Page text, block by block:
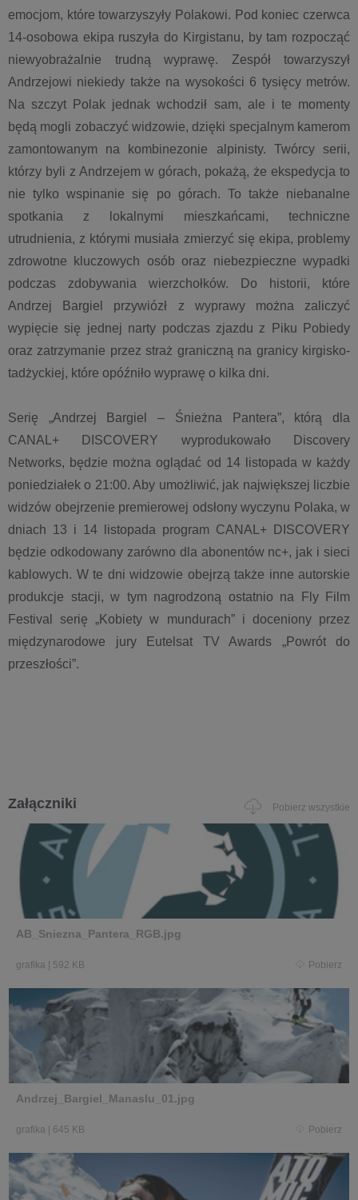
emocjom, które towarzyszyły Polakowi. Pod koniec czerwca
14-osobowa ekipa ruszyła do Kirgistanu, by tam rozpocząć
niewyobrażalnie trudną wyprawę. Zespół towarzyszył
Andrzejowi niekiedy także na wysokości 6 tysięcy metrów.
Na szczyt Polak jednak wchodził sam, ale i te momenty
będą mogli zobaczyć widzowie, dzięki specjalnym kamerom
zamontowanym na kombinezonie alpinisty. Twórcy serii,
którzy byli z Andrzejem w górach, pokażą, że ekspedycja to
nie tylko wspinanie się po górach. To także niebanalne
spotkania z lokalnymi mieszkańcami, techniczne
utrudnienia, z którymi musiała zmierzyć się ekipa, problemy
zdrowotne kluczowych osób oraz niebezpieczne wypadki
podczas zdobywania wierzchołków. Do historii, które
Andrzej Bargiel przywiózł z wyprawy można zaliczyć
wypięcie się jednej narty podczas zjazdu z Piku Pobiedy
oraz zatrzymanie przez straż graniczną na granicy kirgisko-
tadżyckiej, które opóźniło wyprawę o kilka dni.
Serię „Andrzej Bargiel – Śnieżna Pantera”, którą dla
CANAL+ DISCOVERY wyprodukowało Discovery
Networks, będzie można oglądać od 14 listopada w każdy
poniedziałek o 21:00. Aby umożliwić, jak największej liczbie
widzów obejrzenie premierowej odsłony wyczynu Polaka, w
dniach 13 i 14 listopada program CANAL+ DISCOVERY
będzie odkodowany zarówno dla abonentów nc+, jak i sieci
kablowych. W te dni widzowie obejrzą także inne autorskie
produkcje stacji, w tym nagrodzoną ostatnio na Fly Film
Festival serię „Kobiety w mundurach” i doceniony przez
międzynarodowe jury Eutelsat TV Awards „Powrót do
przeszłości”.
Załączniki Pobierz wszystkie
AB_Sniezna_Pantera_RGB.jpg
grafika 592 KB Pobierz
Andrzej_Bargiel_Manaslu_01.jpg
grafika 645 KB Pobierz